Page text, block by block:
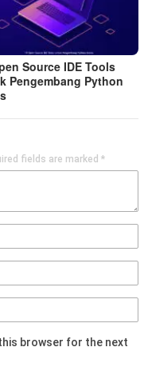
Source IDE Tools
Pengembang Python
fields are marked *
browser for the next